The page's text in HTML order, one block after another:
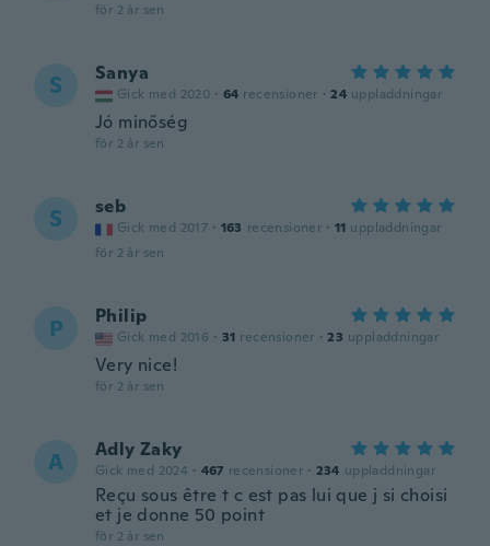
för 2 år sen
S Sanya
Gick med 2020 · 64 recensioner · 24 uppladdningar
Jó minőség
för 2 år sen
S seb
Gick med 2017 · 163 recensioner · 11 uppladdningar
för 2 år sen
P Philip
Gick med 2016 · 31 recensioner · 23 uppladdningar
Very nice!
för 2 år sen
A Adly Zaky
Gick med 2024 · 467 recensioner · 234 uppladdningar
Reçu sous être t c est pas lui que j si choisi
et je donne 50 point
för 2 år sen